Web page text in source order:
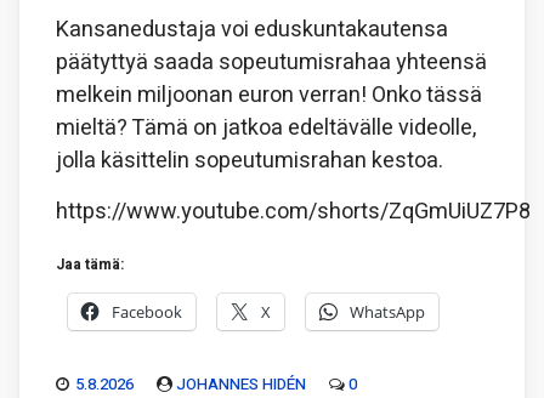
Kansanedustaja voi eduskuntakautensa
päätyttyä saada sopeutumisrahaa yhteensä
melkein miljoonan euron verran! Onko tässä
mieltä? Tämä on jatkoa edeltävälle videolle,
jolla käsittelin sopeutumisrahan kestoa.
https://www.youtube.com/shorts/ZqGmUiUZ7P8
Jaa tämä:
Facebook X WhatsApp
5.8.2026 JOHANNES HIDÉN 0